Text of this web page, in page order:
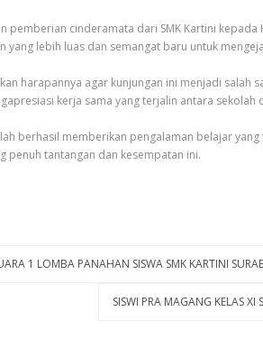
pemberian cinderamata dari SMK Kartini
yang lebih luas dan semangat baru untuk
harapannya agar kunjungan ini menjadi
kerja sama yang terjalin antara
berhasil memberikan pengalaman belajar
penuh tantangan dan kesempatan ini.
1 LOMBA PANAHAN SISWA SMK KARTINI
SISWI PRA MAGANG KELAS